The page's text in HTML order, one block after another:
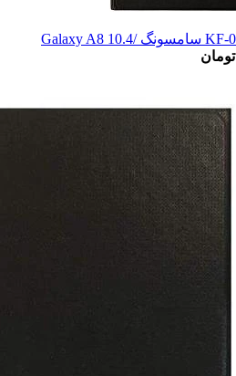
کیف تبلت کلاسوری مدل KF-001 سامسونگ Galaxy A8 10.4/
تومان